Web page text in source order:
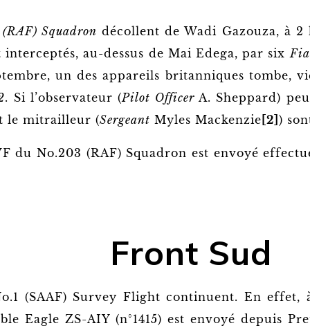
(RAF) Squadron décollent de Wadi Gazouza, à
au-dessus de Mai Edega, par six
un des appareils britanniques tombe,
. Si l’observateur (Pilot OfficerA. Sheppard)
le mitrailleur (Sergeant Myles Mackenzie [2] )
du No.203 (RAF) Squadron est envoyé
Front Sud
(SAAF) Survey Flight continuent. En effet,
Eagle ZS-AIY (n°1415) est envoyé depuis